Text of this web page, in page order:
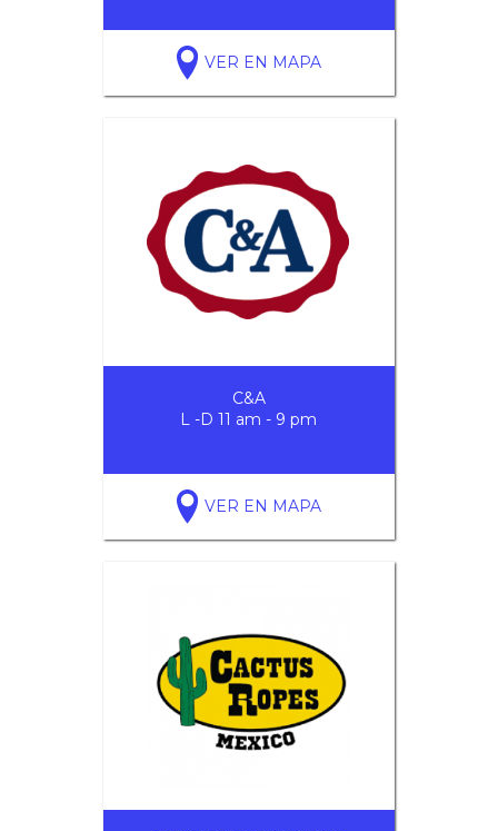
VER EN MAPA
C&A
L -D 11 am - 9 pm
VER EN MAPA